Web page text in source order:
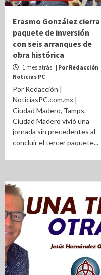
Erasmo González cierra
paquete de inversión
con seis arranques de
obra histórica
1 mes atrás | Por Redacción
Noticias PC
Por Redacción |
NoticiasPC.com.mx |
Ciudad Madero, Tamps.–
Ciudad Madero vivió una
jornada sin precedentes al
concluir el tercer paquete...